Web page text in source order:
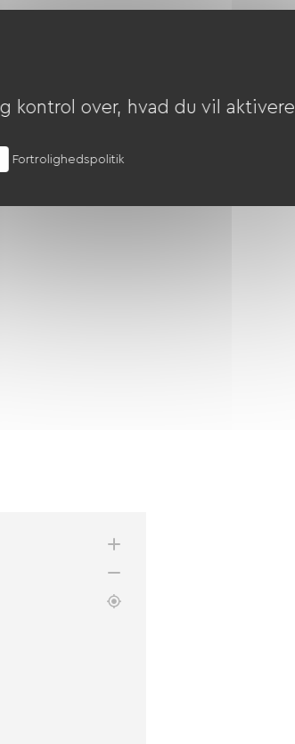
kontrol over, hvad du vil aktivere
Fortrolighedspolitik